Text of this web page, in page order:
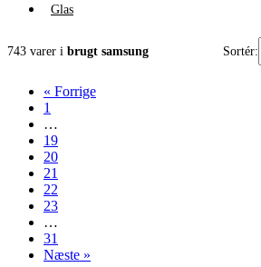
Glas
743 varer i brugt samsung Sortér:
« Forrige
1
…
19
20
21
22
23
…
31
Næste »